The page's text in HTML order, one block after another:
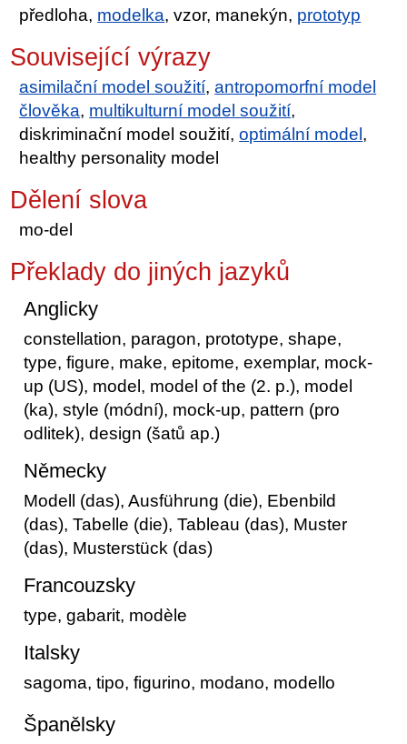
předloha, modelka, vzor, manekýn, prototyp
Související výrazy
asimilační model soužití,antropomorfní model
člověka, multikulturní model soužití,
diskriminační model soužití,optimální model,
healthy personality model
Dělení slova
mo-del
Překlady do jiných jazyků
Anglicky
constellation, paragon, prototype, shape,
type, figure, make, epitome, exemplar, mock-
up (US), model, model of the (2. p.), model
(ka), style (módní), mock-up, pattern (pro
odlitek), design (šatů ap.)
Německy
Modell (das), Ausführung (die), Ebenbild
(das), Tabelle (die), Tableau (das), Muster
(das), Musterstück (das)
Francouzsky
type, gabarit, modèle
Italsky
sagoma, tipo, figurino, modano, modello
Španělsky